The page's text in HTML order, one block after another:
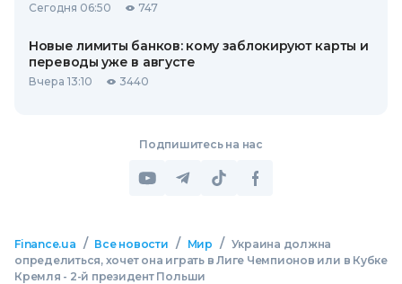
Сегодня 06:50 747
Новые лимиты банков: кому заблокируют карты и
переводы уже в августе
Вчера 13:10 3440
Подпишитесь на нас
Finance.ua / Все новости / Мир / Украина должна
определиться, хочет она играть в Лиге Чемпионов или в Кубке
Кремля - 2-й президент Польши